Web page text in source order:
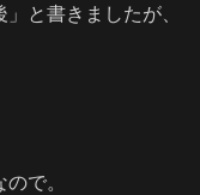
と書きましたが、
で。